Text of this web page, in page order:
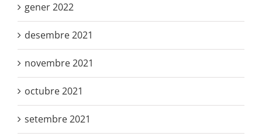
gener 2022
desembre 2021
novembre 2021
octubre 2021
setembre 2021